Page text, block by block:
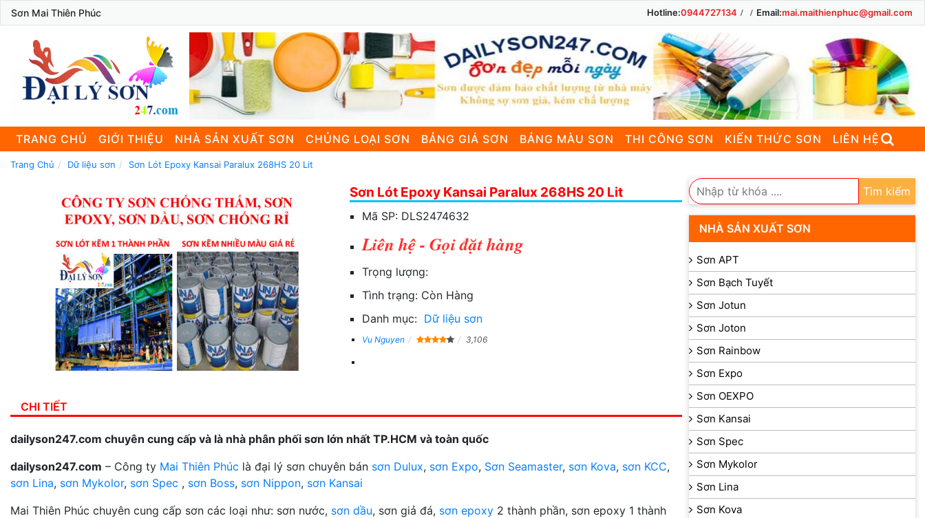
Sơn Mai Thiên Phúc Hotline:0944727134 Email:mai.maithienphuc@gmail.com
TRANG CHỦ GIỚI THIỆU NHÀ SẢN XUẤT SƠN CHỦNG LOẠI SƠN BẢNG GIÁ SƠN BẢNG MÀU SƠN THI CÔNG SƠN KIẾN THỨC SƠN LIÊN HỆ
Trang Chủ Dữ liệu sơn Sơn Lót Epoxy Kansai Paralux 268HS 20 Lit
Sơn Lót Epoxy Kansai Paralux 268HS 20 Lit
Mã SP: DLS2474632
Liên hệ - Gọi đặt hàng
Trọng lượng:
Tình trạng: Còn Hàng
Danh mục: Dữ liệu sơn
Vu Nguyen 3,106
CHI TIẾT
dailyson247.com chuyên cung cấp và là nhà phân phối sơn lớn nhất TP.HCM và toàn quốc
dailyson247.com – Công ty Mai Thiên Phúc là đại lý sơn chuyên bán sơn Dulux, sơn Expo, Sơn Seamaster, sơn Kova, sơn KCC,
sơn Lina, sơn Mykolor, sơn Spec , sơn Boss, sơn Nippon, sơn Kansai
Mai Thiên Phúc chuyên cung cấp sơn các loại như: sơn nước, sơn dầu, sơn giả đá, sơn epoxy 2 thành phần, sơn epoxy 1 thành
Tìm kiếm
NHÀ SẢN XUẤT SƠN
Sơn APT
Sơn Bạch Tuyết
Sơn Jotun
Sơn Joton
Sơn Rainbow
Sơn Expo
Sơn OEXPO
Sơn Kansai
Sơn Spec
Sơn Mykolor
Sơn Lina
Sơn Kova